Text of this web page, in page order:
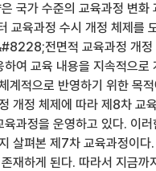
국가 수준의 교육과정 변화
육과정 수시 개정 체제를
전면적 교육과정 개정
여 교육 내용을 지속적으로
계적으로 반영하기 위한 목
개정 체제에 따라 제8차 교
과정을 운영하고 있다. 이러
살펴본 제7차 교육과정이다
재하게 된다. 따라서 지금까